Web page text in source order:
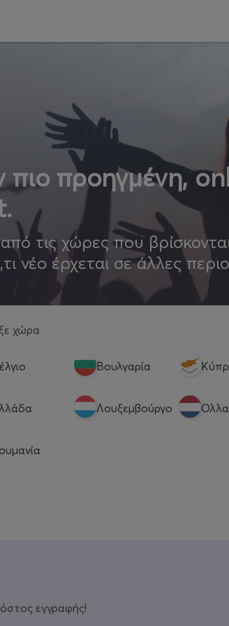
πιο προηγμένη,
τις χώρες που
νέο έρχεται σε άλλες
χώρα
Βουλγαρία
Λουξεμβούργο
εγγραφής!